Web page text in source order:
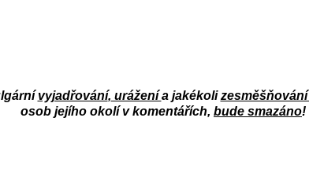
vyjadřování, uráženía jakékolizesměšňování
osob jejího okolí v komentářích, bude smazáno!